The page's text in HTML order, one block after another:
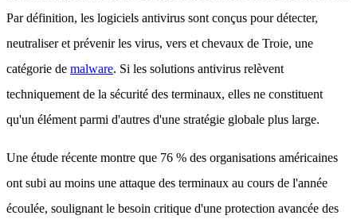
Par définition, les logiciels antivirus sont conçus pour détecter,
neutraliser et prévenir les virus, vers et chevaux de Troie, une
catégorie de malware. Si les solutions antivirus relèvent
techniquement de la sécurité des terminaux, elles ne constituent
qu'un élément parmi d'autres d'une stratégie globale plus large.
Une étude récente montre que 76 % des organisations américaines
ont subi au moins une attaque des terminaux au cours de l'année
écoulée, soulignant le besoin critique d'une protection avancée des